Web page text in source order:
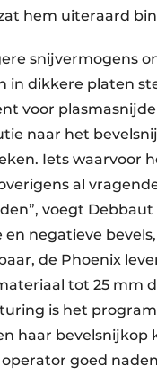
hem uiteraard
snijvermogens
in dikkere platen
voor
naar het
Iets waarvoor
al
voegt Debbaut
negatieve bevels,
de Phoenix
tot 25 mm
is het
haar bevelsnijkop
goed